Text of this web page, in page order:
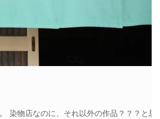
染物店なのに、それ以外の作品？？？と思っ